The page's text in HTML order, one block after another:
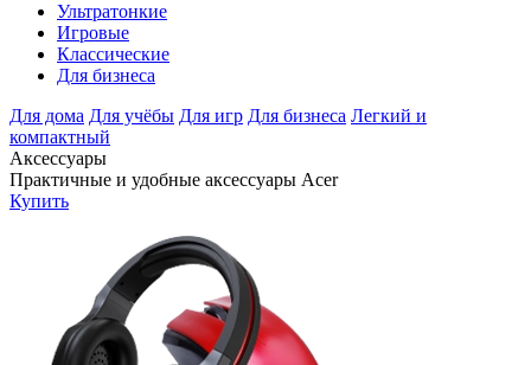
Ультратонкие
Игровые
Классические
Для бизнеса
Для дома Для учёбы Для игр Для бизнеса Легкий и
компактный
Аксессуары
Практичные и удобные аксессуары Acer
Купить